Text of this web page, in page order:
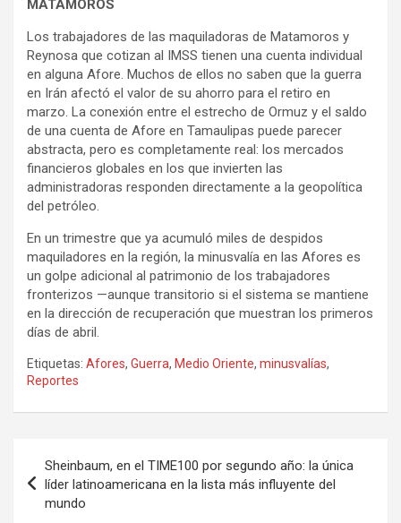
MATAMOROS
Los trabajadores de las maquiladoras de Matamoros y
Reynosa que cotizan al IMSS tienen una cuenta individual
en alguna Afore. Muchos de ellos no saben que la guerra
en Irán afectó el valor de su ahorro para el retiro en
marzo. La conexión entre el estrecho de Ormuz y el saldo
de una cuenta de Afore en Tamaulipas puede parecer
abstracta, pero es completamente real: los mercados
financieros globales en los que invierten las
administradoras responden directamente a la geopolítica
del petróleo.
En un trimestre que ya acumuló miles de despidos
maquiladores en la región, la minusvalía en las Afores es
un golpe adicional al patrimonio de los trabajadores
fronterizos —aunque transitorio si el sistema se mantiene
en la dirección de recuperación que muestran los primeros
días de abril.
Etiquetas: Afores, Guerra, Medio Oriente, minusvalías,
Reportes
de
entradas
Sheinbaum, en el TIME100 por segundo año: la única
líder latinoamericana en la lista más influyente del
mundo